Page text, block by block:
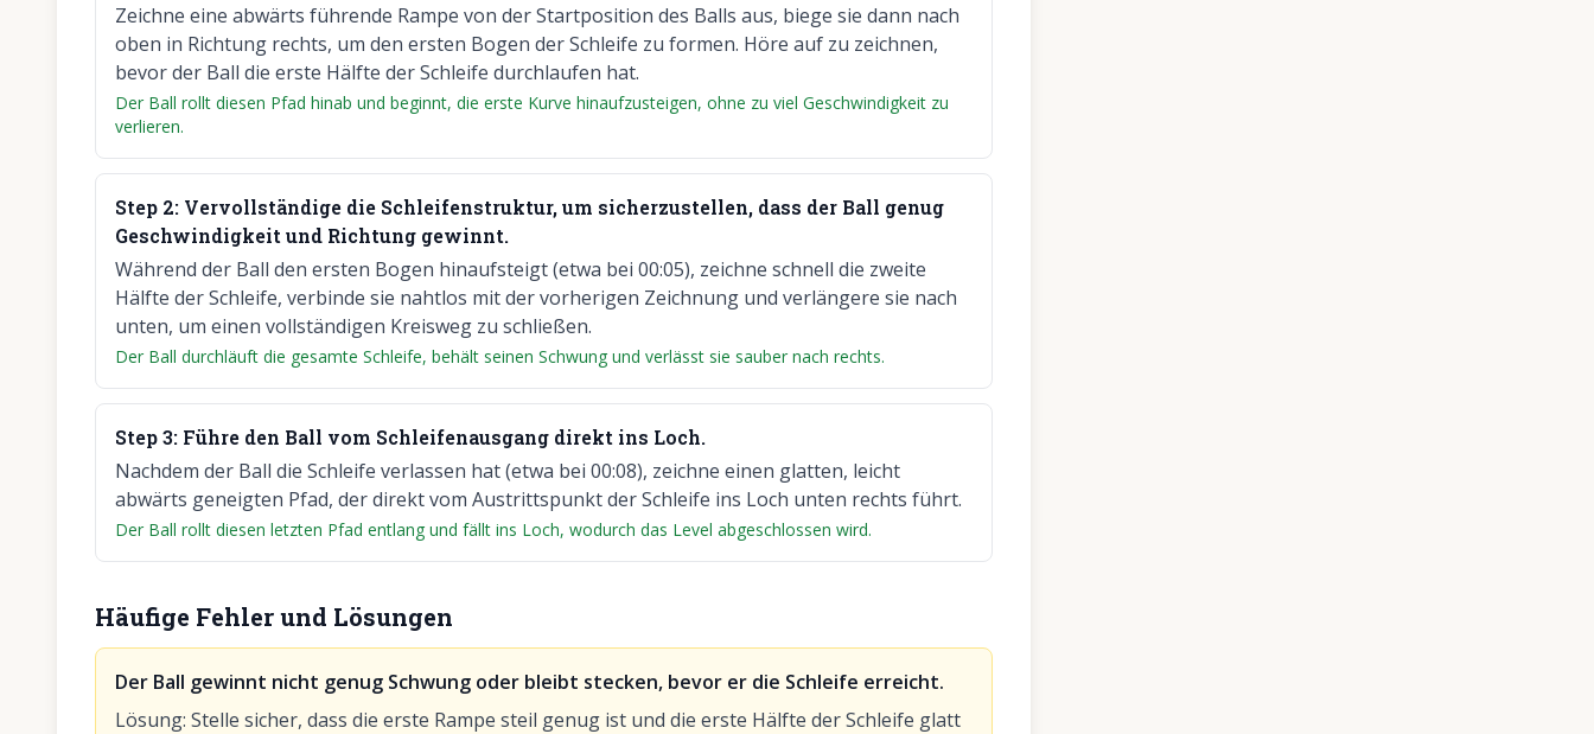
Zeichne eine abwärts führende Rampe von der Startposition des Balls aus, biege sie dann nach
oben in Richtung rechts, um den ersten Bogen der Schleife zu formen. Höre auf zu zeichnen,
bevor der Ball die erste Hälfte der Schleife durchlaufen hat.
Der Ball rollt diesen Pfad hinab und beginnt, die erste Kurve hinaufzusteigen, ohne zu viel Geschwindigkeit zu
verlieren.
Step 2: Vervollständige die Schleifenstruktur, um sicherzustellen, dass der Ball genug
Geschwindigkeit und Richtung gewinnt.
Während der Ball den ersten Bogen hinaufsteigt (etwa bei 00:05), zeichne schnell die zweite
Hälfte der Schleife, verbinde sie nahtlos mit der vorherigen Zeichnung und verlängere sie nach
unten, um einen vollständigen Kreisweg zu schließen.
Der Ball durchläuft die gesamte Schleife, behält seinen Schwung und verlässt sie sauber nach rechts.
Step3: Führe den Ball vom Schleifenausgang direkt ins Loch.
Nachdem der Ball die Schleife verlassen hat (etwa bei 00:08), zeichne einen glatten, leicht
abwärts geneigten Pfad, der direkt vom Austrittspunkt der Schleife ins Loch unten rechts führt.
Der Ball rollt diesen letzten Pfad entlang und fällt ins Loch, wodurch das Level abgeschlossen wird.
Häufige Fehler und Lösungen
Der Ball gewinnt nicht genug Schwung oder bleibt stecken, bevor er die Schleife erreicht.
Lösung: Stelle sicher, dass die erste Rampe steil genug ist und die erste Hälfte der Schleife glatt